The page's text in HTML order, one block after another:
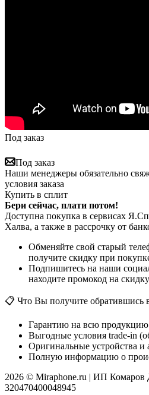
Под заказ
Под заказ
Наши менеджеры обязательно
условия заказа
Купить в сплит
Бери сейчас, плати потом!
Доступна покупка в сервисах
Халва, а также в рассрочку от
Обменяйте свой старый
получите скидку при
Подпишитесь на наши
находите промокод на
📋 Что Вы получите обратившись
Гарантию на всю
Выгодные условия trade-in
Оригинальные устройства и
Полную информацию о
2026 © Miraphone.ru | ИП
320470400048945